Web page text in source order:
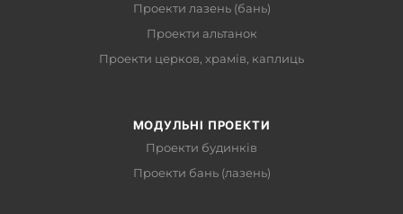
Проекти лазень (бань)
Проекти альтанок
Проекти церков, храмів, каплиць
МОДУЛЬНІ ПРОЕКТИ
Проекти будинків
Проекти бань (лазень)